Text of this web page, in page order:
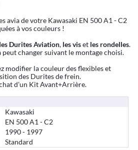
avia de votre Kawasaki EN 500 A1 - C2
à vos couleurs !
les Durites Aviation, les viset les rondelles.
changer suivant le montage choisi.
modifier la couleur des flexibles et
des Durites de frein.
d'un Kit Avant+Arrière.
Kawasaki
EN 500 A1 - C2
1990 - 1997
Standard